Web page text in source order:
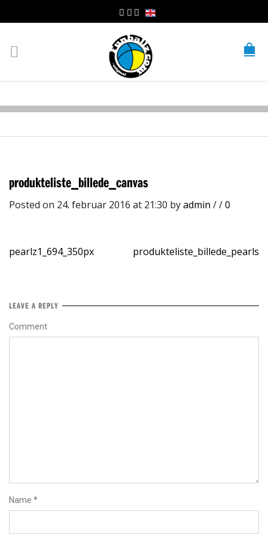
produkteliste_billede_canvas
Posted on 24. februar 2016 at 21:30 byadmin //0
pearlz1_694_350px produkteliste_billede_pearls
LEAVE A REPLY
Comment
Name *